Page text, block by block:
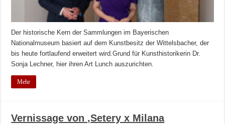
Der historische Kern der Sammlungen im Bayerischen
Nationalmuseum basiert auf dem Kunstbesitz der Wittelsbacher, der
bis heute fortlaufend erweitert wird.Grund für Kunsthistorikerin Dr.
Sonja Lechner, hier ihren Art Lunch auszurichten.
Mehr
Vernissage von ‚Setery x Milana